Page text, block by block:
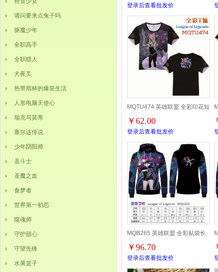
请问要来点兔子吗
驱魔少年
全职高手
全职猎人
犬夜叉
热带雨林的爆笑生活
人形电脑天使心
瑞克与莫蒂
塞尔达传说
少年阴阳师
圣斗士
圣魔之血
食梦者
世界第一初恋
噬魂师
守护甜心
守望先锋
水果篮子
登录后查看批发价
MQTU474 英雄联盟 全彩印花短
袖T恤 S M L XL XXL XXXL
￥62.00
登录后查看批发价
MQB265 英雄联盟 全彩贴袋长
袖外套头套带帽子无拉链嘻哈卫
衣XXS-XXXXL一共9个码
￥96.70
登录后查看批发价